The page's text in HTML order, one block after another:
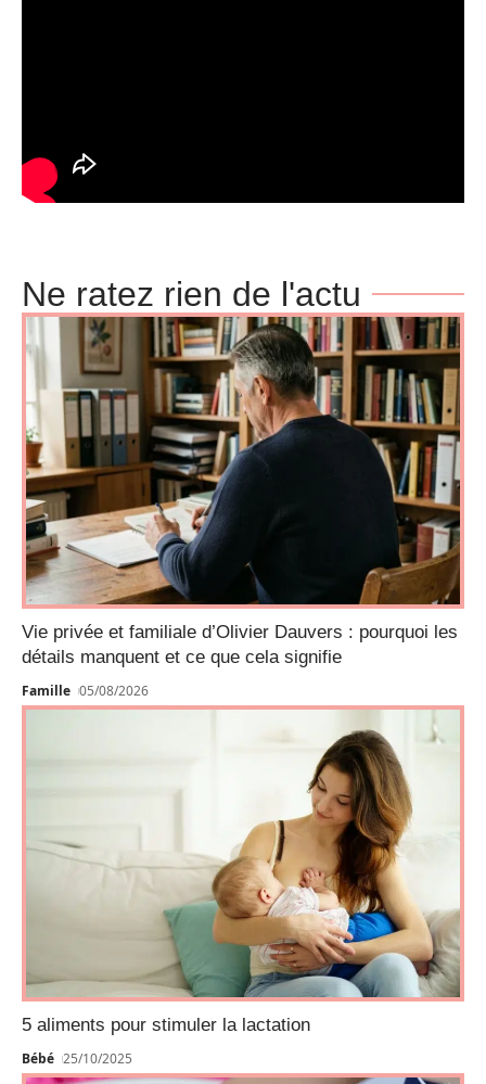
Ne ratez rien de l'actu
Vie privée et familiale d’Olivier Dauvers : pourquoi les
détails manquent et ce que cela signifie
Famille 05/08/2026
5 aliments pour stimuler la lactation
Bébé 25/10/2025